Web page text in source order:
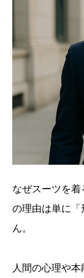
なぜスーツを
の理由は単に
ん。
人間の心理や